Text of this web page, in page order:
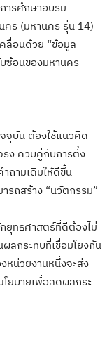
ารศึกษาอบรม
ร (มหานคร รุ่น 14)
ลื่อนด้วย “ข้อมูล
ซ้อนของมหานคร
จุบัน ต้องใช้แนวคิด
ริง ควบคู่กับการตั้ง
ถามเดิมให้ดีขึ้น
รถสร้าง “นวัตกรรม”
ยุทธศาสตร์ที่ดีต้องไม่
ลกระทบที่เชื่อมโยงกัน
หน่วยงานหนึ่งจะส่ง
ยบายเพื่อลดผลกระ